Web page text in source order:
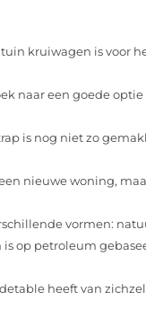
kruiwagen is voor
naar een goede optie
is nog niet zo
nieuwe woning,
vormen:
op petroleum
heeft van